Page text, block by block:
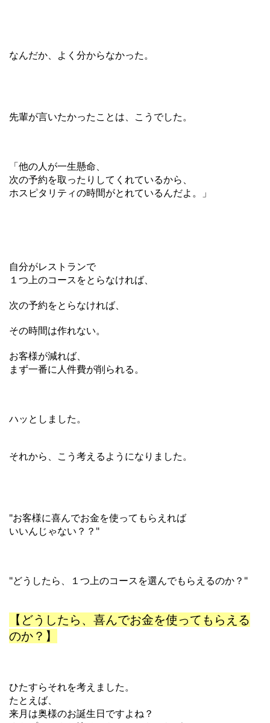
なんだか、よく分からなかった。
先輩が言いたかったことは、こうでした。
「他の人が一生懸命、
次の予約を取ったりしてくれているから、
ホスピタリティの時間がとれているんだよ。」
自分がレストランで
１つ上のコースをとらなければ、
次の予約をとらなければ、
その時間は作れない。
お客様が減れば、
まず一番に人件費が削られる。
ハッとしました。
それから、こう考えるようになりました。
"お客様に喜んでお金を使ってもらえれば
いいんじゃない？？"
"どうしたら、１つ上のコースを選んでもらえるのか？"
【どうしたら、 喜んでお金を使ってもらえる
のか？】
ひたすらそれを考えました。
たとえば、
来月は奥様のお誕生日ですよね？